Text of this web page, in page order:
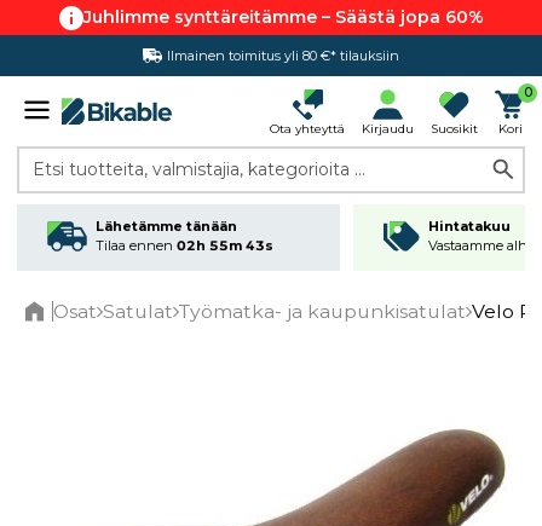
Juhlimme synttäreitämme – Säästä jopa 60%
Hintatakuu
Ota yhteyttä Kirjaudu Suosikit
0
Kori
Etsi tuotteita, valmistajia, kategorioita ...
Lähetämme tänään
Tilaa ennen 02h 55m 43s
Hintatakuu
Vastaamme
Osat Satulat Työmatka- ja kaupunkisatulat Velo